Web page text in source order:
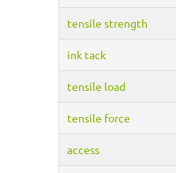
tensile strength
ink tack
tensile load
tensile force
access